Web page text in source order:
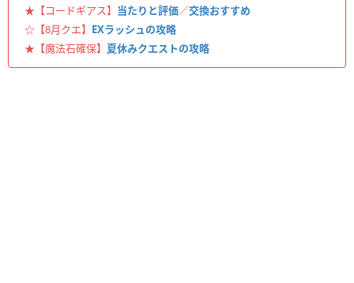
★【コードギアス】 当たりと評価／交換おすすめ
☆【8月クエ】 EXラッシュの攻略
★【魔法石確保】 夏休みクエストの攻略